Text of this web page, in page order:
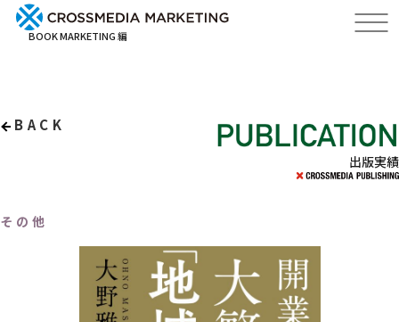
BOOK MARKETING 編
BACK
出版実績
その他